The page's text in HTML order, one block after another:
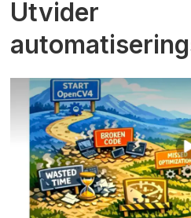
Utvider